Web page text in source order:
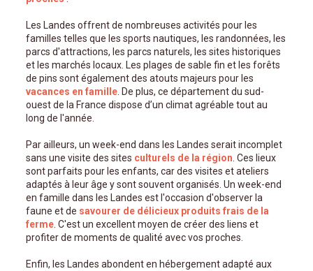
Les Landes offrent de nombreuses activités pour les
familles telles que les sports nautiques, les randonnées, les
parcs d'attractions, les parcs naturels, les sites historiques
et les marchés locaux. Les plages de sable fin et les forêts
de pins sont également des atouts majeurs pour les
vacances en famille. De plus, ce département du sud-
ouest de la France dispose d’un climat agréable tout au
long de l'année.
Par ailleurs, un week-end dans les Landes serait incomplet
sans une visite des sites culturels de la région. Ces lieux
sont parfaits pour les enfants, car des visites et ateliers
adaptés à leur âge y sont souvent organisés. Un week-end
en famille dans les Landes est l'occasion d'observer la
faune et de savourer de délicieux produits frais de la
ferme. C'est un excellent moyen de créer des liens et
profiter de moments de qualité avec vos proches.
Enfin, les Landes abondent en hébergement adapté aux